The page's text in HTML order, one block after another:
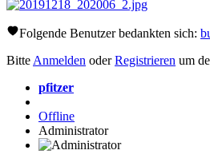
Folgende Benutzer bedankten sich:
Bitte Anmelden oderRegistrieren um
pfitzer
Offline
Administrator